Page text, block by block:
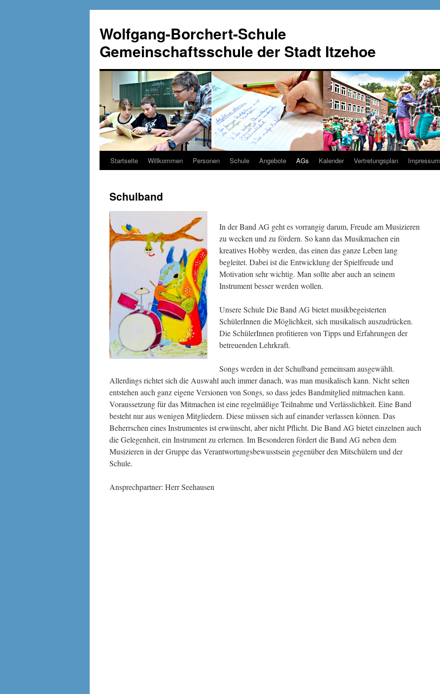
Wolfgang-Borchert-Schule
Gemeinschaftsschule der Stadt Itzehoe
Zum
springen
Startseite Willkommen Personen Schule Angebote AGs Kalender Vertretungsplan Impressum
Schulband
In der Band AG geht es vorrangig darum, Freude am Musizieren
zu wecken und zu fördern. So kann das Musikmachen ein
kreatives Hobby werden, das einen das ganze Leben lang
begleitet. Dabei ist die Entwicklung der Spielfreude und
Motivation sehr wichtig. Man sollte aber auch an seinem
Instrument besser werden wollen.
Unsere Schule Die Band AG bietet musikbegeisterten
SchülerInnen die Möglichkeit, sich musikalisch auszudrücken.
Die SchülerInnen profitieren von Tipps und Erfahrungen der
betreuenden Lehrkraft.
Songs werden in der Schulband gemeinsam ausgewählt.
Allerdings richtet sich die Auswahl auch immer danach, was man musikalisch kann. Nicht selten
entstehen auch ganz eigene Versionen von Songs, so dass jedes Bandmitglied mitmachen kann.
Voraussetzung für das Mitmachen ist eine regelmäßige Teilnahme und Verlässlichkeit. Eine Band
besteht nur aus wenigen Mitgliedern. Diese müssen sich auf einander verlassen können. Das
Beherrschen eines Instrumentes ist erwünscht, aber nicht Pflicht. Die Band AG bietet einzelnen auch
die Gelegenheit, ein Instrument zu erlernen. Im Besonderen fördert die Band AG neben dem
Musizieren in der Gruppe das Verantwortungsbewusstsein gegenüber den Mitschülern und der
Schule.
Ansprechpartner: Herr Seehausen